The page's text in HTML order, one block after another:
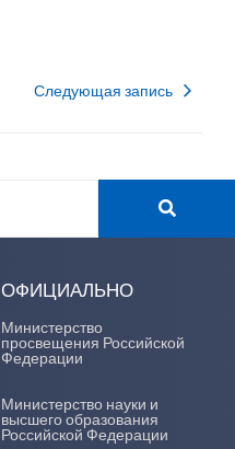
Следующая запись
ОФИЦИАЛЬНО
Министерство
просвещения Российской
Федерации
Министерство науки и
высшего образования
Российской Федерации